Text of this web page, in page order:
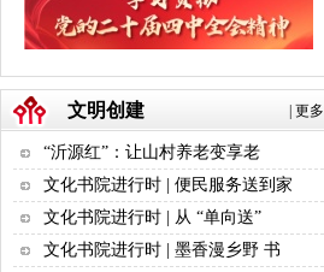
更多
文明创建
“沂源红”：让山村养老变享老
文化书院进行时 | 便民服务送到家
文化书院进行时 | 从 “单向送”
文化书院进行时 | 墨香漫乡野 书